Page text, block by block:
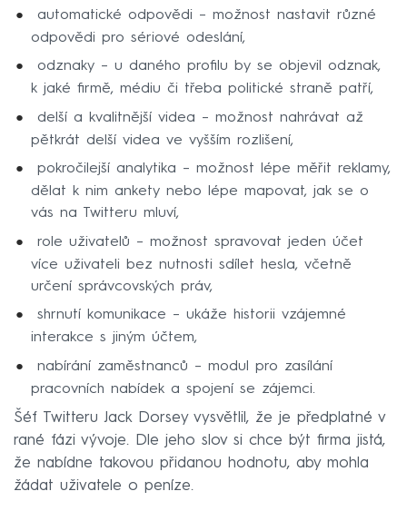
automatické odpovědi – možnost nastavit různé
odpovědi pro sériové odeslání,
odznaky – u daného profilu by se objevil odznak,
k jaké firmě, médiu či třeba politické straně patří,
delší a kvalitnější videa – možnost nahrávat až
pětkrát delší videa ve vyšším rozlišení,
pokročilejší analytika – možnost lépe měřit reklamy,
dělat k nim ankety nebo lépe mapovat, jak se o
vás na Twitteru mluví,
role uživatelů – možnost spravovat jeden účet
více uživateli bez nutnosti sdílet hesla, včetně
určení správcovských práv,
shrnutí komunikace – ukáže historii vzájemné
interakce s jiným účtem,
nabírání zaměstnanců – modul pro zasílání
pracovních nabídek a spojení se zájemci.
Šéf Twitteru Jack Dorsey vysvětlil, že je předplatné v
rané fázi vývoje. Dle jeho slov si chce být firma jistá,
že nabídne takovou přidanou hodnotu, aby mohla
žádat uživatele o peníze.